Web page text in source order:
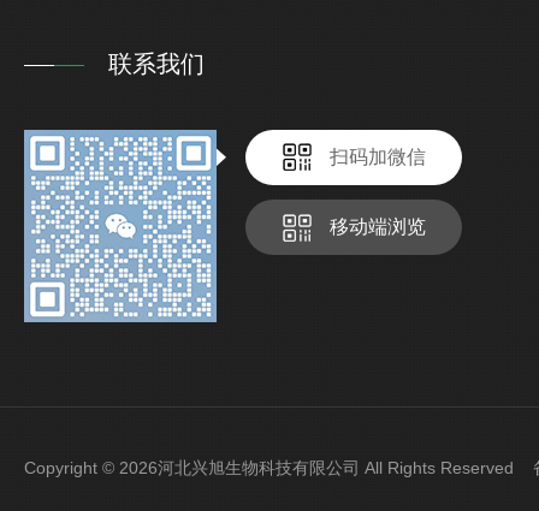
联系我们
扫码加微信
移动端浏览
Copyright © 2026河北兴旭生物科技有限公司 All Rights Reserved